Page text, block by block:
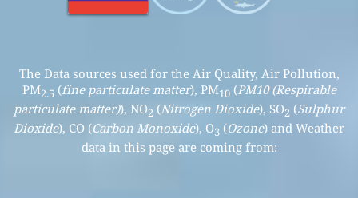
The Data sources used for the Air Quality, Air Pollution,
PM2.5 (fine particulate matter), PM10(PM10 (Respirable
particulate matter)), NO2 (Nitrogen Dioxide), SO2 (Sulphur
Dioxide), CO (Carbon Monoxide), O3 (Ozone) and Weather
data in this page are coming from: